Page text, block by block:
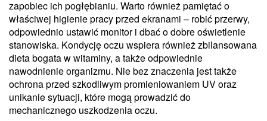
zapobiec ich pogłębianiu. Warto również pamiętać o
właściwej higienie pracy przed ekranami – robić przerwy,
odpowiednio ustawić monitor i dbać o dobre oświetlenie
stanowiska. Kondycję oczu wspiera również zbilansowana
dieta bogata w witaminy, a także odpowiednie
nawodnienie organizmu. Nie bez znaczenia jest także
ochrona przed szkodliwym promieniowaniem UV oraz
unikanie sytuacji, które mogą prowadzić do
mechanicznego uszkodzenia oczu.